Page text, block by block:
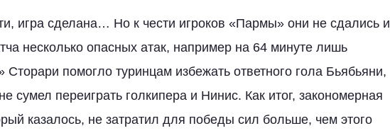
игра сделана… Но к чести игроков «Пармы» они не сдались и
несколько опасных атак, например на 64 минуте лишь
помогло туринцам избежать ответного гола Бьябьяни,
сумел переиграть голкипера и Нинис. Как итог, закономерная
казалось, не затратил для победы сил больше, чем этого